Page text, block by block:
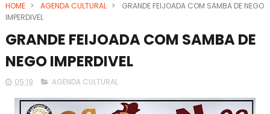
HOME > AGENDA CULTURAL >
GRANDE FEIJOADA COM SAMBA DE NEGO
IMPERDIVEL
GRANDE FEIJOADA COM SAMBA DE
NEGO IMPERDIVEL
05:19 AGENDA CULTURAL